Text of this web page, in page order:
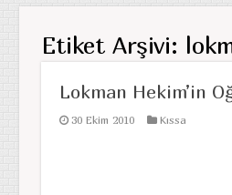
Etiket Arşivi:
Lokman Hekim’in
30 Ekim 2010 Kıssa